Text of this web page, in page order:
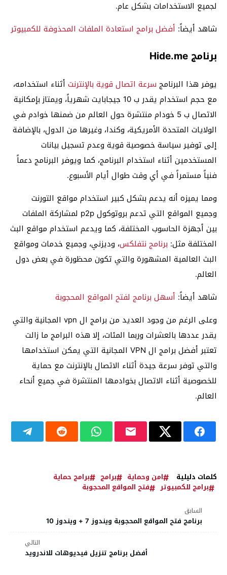
لجميع الاستخدامات بشكل عام.
شاهد أيضاً: أفضل برامج استعادة الملفات المحذوفة للكمبيوتر
برنامج Hide.me
يوفر هذا البرنامج سرعة اتصال قوية بالإنترنت أثناء استخدامه،
مع حجم استخدام يقدر ب 10 جيجابايت شهرياً، ويمتاز بإمكانية
الاتصال ب 5 خودام منتشرة حول العالم من ضمنها خوادم في
الولايات المتحدة الأمريكية، وكندا، وغيرها من الدول، بالإضافة
إلى توفير سياسة خصوصية قوية وعدم تسجيل بيانات
المستخدمين أثناء استخدام البرنامج، كما ويوفر البرنامج دعماً
فنياً مستمراً في أي وقت طوال أيام الأسبوع.
ومما يميزه أنه يدعم بشكل كبير استخدام مواقع التورنت
وجميع المواقع التي تدعم بروتوكول p2p لمشاركة الملفات
بين أجهزة الحاسوب المختلفة، كما ويدعم استخدام مواقع البث
المختلفة مثل: برنامج نتفلكس، وديزني، وجميع خدمات ومواقع
البث العالمية المشهورة والتي تكون محظورة في بعض دول
العالم.
شاهد أيضاً: أسهل برنامج لفتح المواقع المحجوبة
وعلى الرغم من وجود العديد من برامج ال vpn المجانية والتي
يقدر عددها بالعشرات وربما المئات، إلا هذه البرامج ما زالت
تعتبر أفضل برامج ال VPN المجانية التي يمكن استخدامها
والتي توفر سرعة جيدة أثناء الاتصال بالإنترنت مع حماية
للخصوصية أثناء الاتصال بخوادمها المنتشرة في جميع أنحاء
العالم.
كلمات دليلية امن وحماية برامج
برامج حماية
برامج للكمبيوتر
فتح المواقع المحجوبة
السابق
برنامج فتح المواقع المحجوبة ويندوز 7 + ويندوز 10
التالي
أفضل برنامج تنزيل فيديوهات للاندرويد